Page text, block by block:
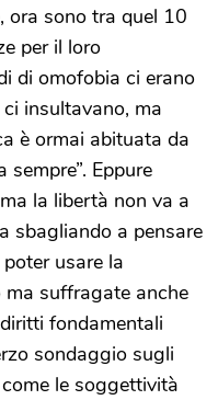
ora sono tra quel 10
per il loro
di omofobia ci erano
insultavano, ma
è ormai abituata da
Eppure
la libertà non va a
sbagliando a pensare
usare la
ma suffragate anche
fondamentali
sondaggio sugli
le soggettività